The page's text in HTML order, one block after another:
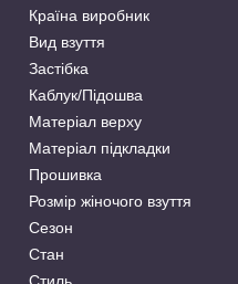
Країна виробник
Вид взуття
Застібка
Каблук/Підошва
Матеріал верху
Матеріал підкладки
Прошивка
Розмір жіночого взуття
Сезон
Стан